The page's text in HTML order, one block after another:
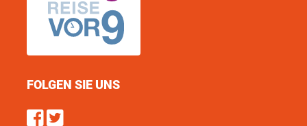
FOLGEN SIE UNS
Find us on Facebook
Follow us on Twitter